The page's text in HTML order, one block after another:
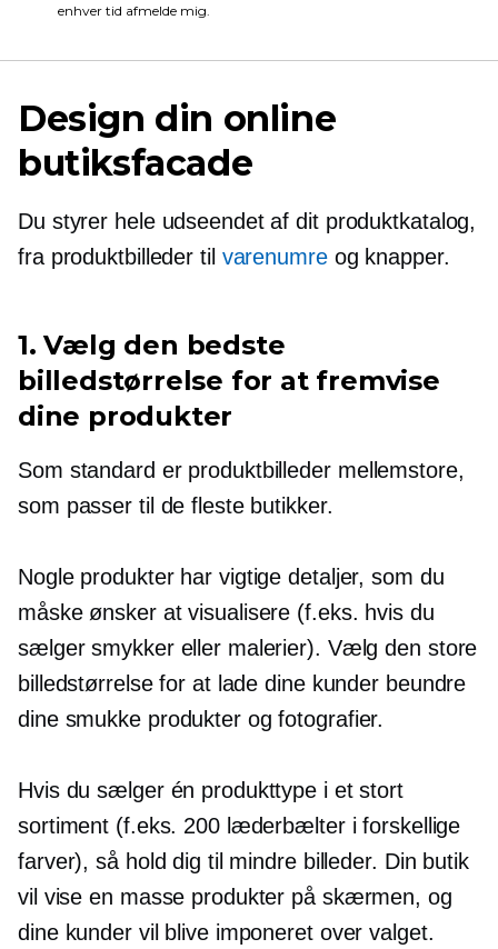
enhver tid afmelde mig.
Design din online
butiksfacade
Du styrer hele udseendet af dit produktkatalog,
fra produktbilleder til varenumreog knapper.
1. Vælg den bedste
billedstørrelse for at fremvise
dine produkter
Som standard er produktbilleder mellemstore,
som passer til de fleste butikker.
Nogle produkter har vigtige detaljer, som du
måske ønsker at visualisere (f.eks. hvis du
sælger smykker eller malerier). Vælg den store
billedstørrelse for at lade dine kunder beundre
dine smukke produkter og fotografier.
Hvis du sælger én produkttype i et stort
sortiment (f.eks. 200 læderbælter i forskellige
farver), så hold dig til mindre billeder. Din butik
vil vise en masse produkter på skærmen, og
dine kunder vil blive imponeret over valget.